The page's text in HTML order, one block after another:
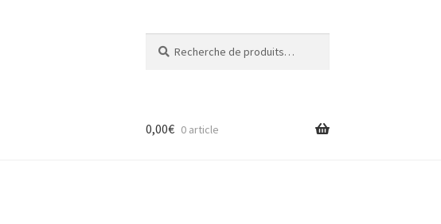
pour :
0,00€ 0 article